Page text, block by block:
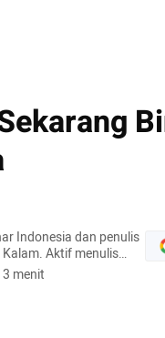
Indonesia dan penulis
Aktif menulis
kampus, literasi,
menit